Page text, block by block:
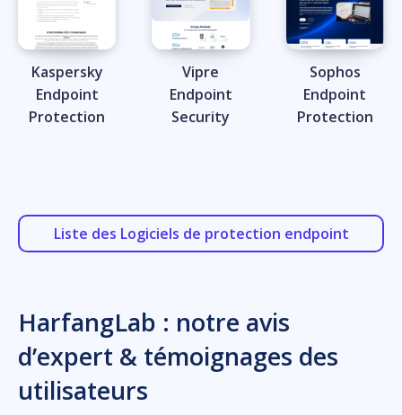
Kaspersky
Endpoint
Protection
Vipre
Endpoint
Security
Sophos
Endpoint
Protection
Liste des Logiciels de protection endpoint
HarfangLab : notre avis
d’expert & témoignages des
utilisateurs